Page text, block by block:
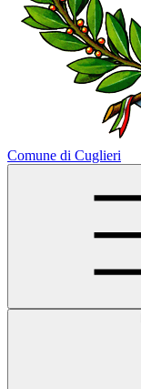
Comune di Cuglieri